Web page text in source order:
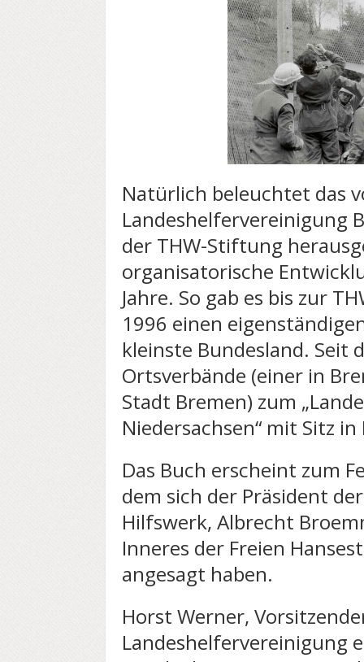
Natürlich beleuchtet das
Landeshelfervereinigung
der THW-Stiftung
organisatorische
Jahre. So gab es bis zur
1996 einen
kleinste Bundesland. Seit
Ortsverbände (einer in
Stadt Bremen) zum
Niedersachsen“ mit Sitz
Das Buch erscheint zum
dem sich der Präsident
Hilfswerk, Albrecht
Inneres der Freien
angesagt haben.
Horst Werner,
Landeshelfervereinigung